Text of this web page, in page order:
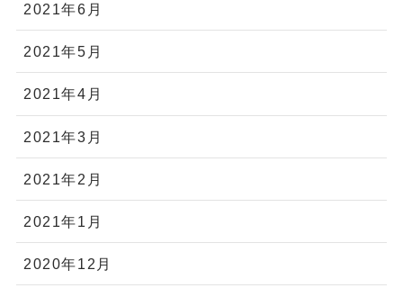
2021年6月
2021年5月
2021年4月
2021年3月
2021年2月
2021年1月
2020年12月